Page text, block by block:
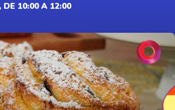
DE 10:00 A 12:00